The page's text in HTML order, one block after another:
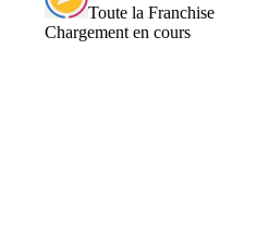
Toute la Franchise
Chargement en cours